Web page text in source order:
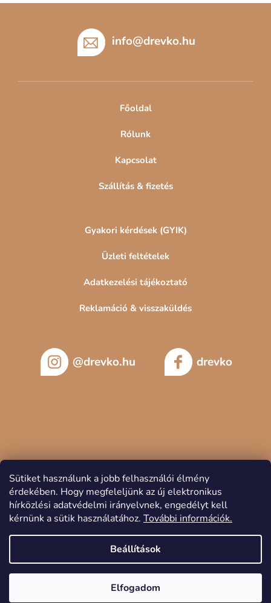
Sütiket használunk a jobb felhasználói élmény
érdekében. Hogy megfeleljünk az új elektronikus
hírközlési adatvédelmi irányelvnek, engedélyt kell
kérnünk a sütik használatához. További információk.
Beállítások
Elfogadom
info@drevko.hu
Főoldal
Rólunk
Kapcsolat
Szállítás & fizetés
Gyakori kérdések (GYIK)
Üzleti feltételek
Adatkezelési tájékoztató
Reklamáció & visszaküldés
@drevko.hu drevko
Shoptet készítette